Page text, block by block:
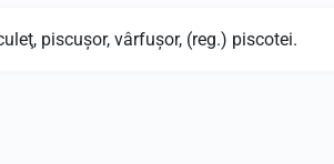
piscuşor, vârfuşor, (reg.) piscotei.